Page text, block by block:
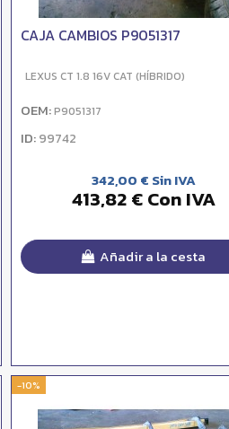
CAJA CAMBIOS P9051317
LEXUS CT 1.8 16V CAT (HÍBRIDO)
OEM:P9051317
ID:99742
342,00 € Sin IVA
413,82 € Con IVA
Añadir a la cesta
-10%